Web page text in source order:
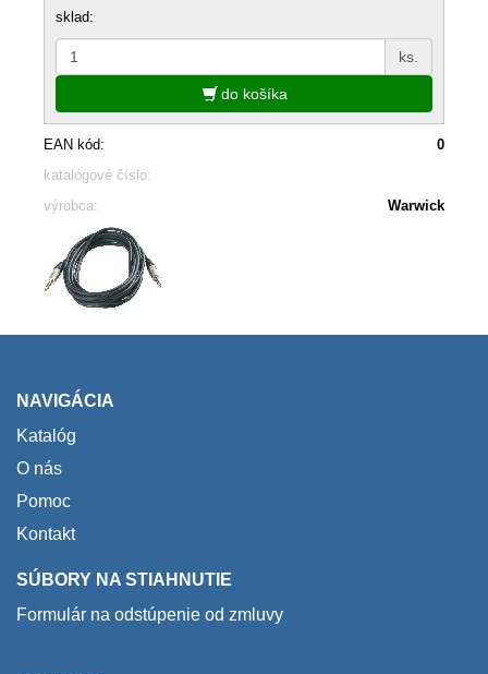
sklad:
ks.
do košíka
EAN kód:
0
katalógové číslo:
výrobca:
Warwick
NAVIGÁCIA
Katalóg
O nás
Pomoc
Kontakt
SÚBORY NA STIAHNUTIE
Formulár na odstúpenie od zmluvy